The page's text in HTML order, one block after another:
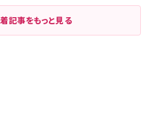
記事をもっと見る